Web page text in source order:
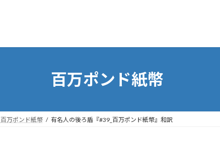
百万ポンド紙幣
百万ポンド紙幣 有名人の後ろ盾『#39_百万ポンド紙幣』和訳